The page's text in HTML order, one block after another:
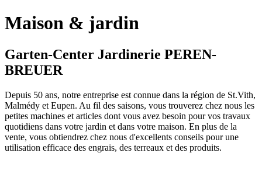
Maison & jardin
Garten-Center Jardinerie PEREN-
BREUER
Depuis 50 ans, notre entreprise est connue dans la région de St.Vith,
Malmédy et Eupen. Au fil des saisons, vous trouverez chez nous les
petites machines et articles dont vous avez besoin pour vos travaux
quotidiens dans votre jardin et dans votre maison. En plus de la
vente, vous obtiendrez chez nous d'excellents conseils pour une
utilisation efficace des engrais, des terreaux et des produits.